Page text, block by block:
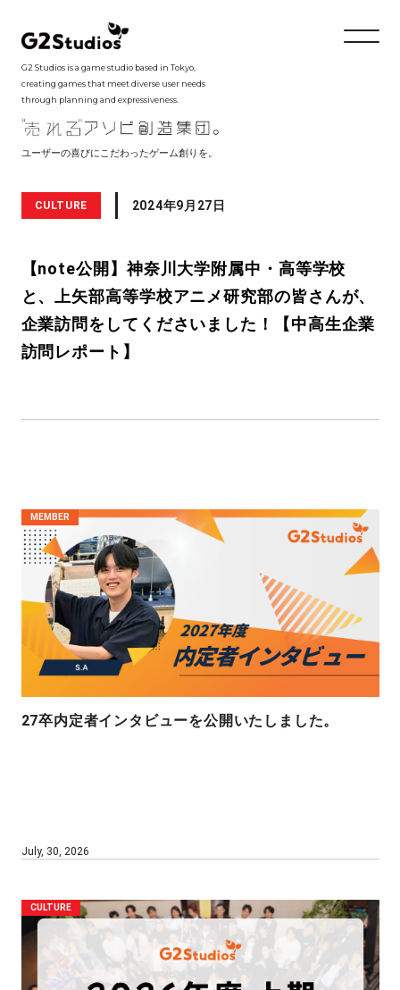
G2 Studios is a game studio based in Tokyo,
creating games that meet diverse user needs
through planning and expressiveness.
ユーザーの喜びにこだわったゲーム創りを。
CULTURE 2024年9月27日
【note公開】神奈川大学附属中・高等学校
と、上矢部高等学校アニメ研究部の皆さんが、
企業訪問をしてくださいました！【中高生企業
訪問レポート】
MEMBER
27卒内定者インタビューを公開いたしました。
July, 30, 2026
CULTURE